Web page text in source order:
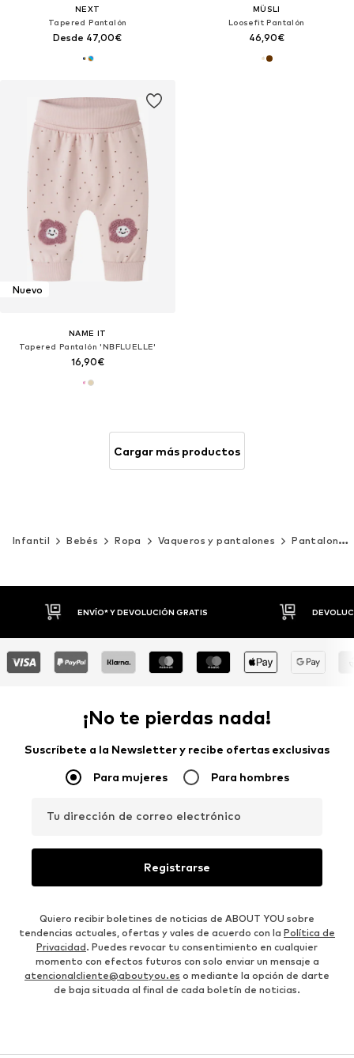
NEXT
Tapered Pantalón
Desde 47,00€
MÜSLI
Loosefit Pantalón
46,90€
Nuevo
NAME IT
Tapered Pantalón 'NBFLUELLE'
16,90€
Cargar más productos
Infantil Bebés Ropa Vaqueros y pantalones Pantalones
DEVOLUCIONES HASTA 30 DÍAS
¡No te pierdas nada!
Suscríbete a la Newsletter y recibe ofertas exclusivas
Para mujeres Para hombres
Tu dirección de correo electrónico
Registrarse
Quiero recibir boletines de noticias de ABOUT YOU sobre
tendencias actuales, ofertas y vales de acuerdo con la Política de
Privacidad. Puedes revocar tu consentimiento en cualquier
momento con efectos futuros con solo enviar un mensaje a
atencionalcliente@aboutyou.es o mediante la opción de darte
de baja situada al final de cada boletín de noticias.